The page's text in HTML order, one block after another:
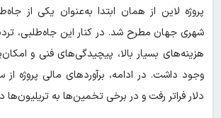
پروژه لاین از همان ابتدا به‌عنوان یکی از
شهری جهان مطرح شد. در کنار این جاه‌طلبی،
هزینه‌های بسیار بالا، پیچیدگی‌های فنی و
وجود داشت. در ادامه، برآوردهای مالی پروژه
دلار فراتر رفت و در برخی تخمین‌ها به تریلیون‌ها